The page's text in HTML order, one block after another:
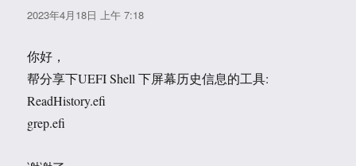
道：
2023年4月18日 上午 7:18
你好，
帮分享下UEFI Shell 下屏幕历史信息的工具:
ReadHistory.efi
grep.efi